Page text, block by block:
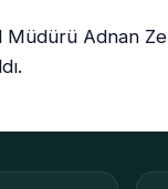
Müdürü Adnan